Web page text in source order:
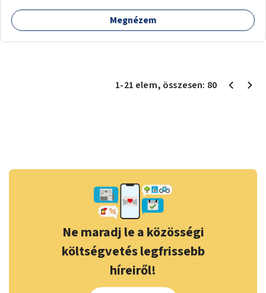
Megnézem
1-21 elem, összesen: 80
Ne maradj le a közösségi
költségvetés legfrissebb
híreiről!